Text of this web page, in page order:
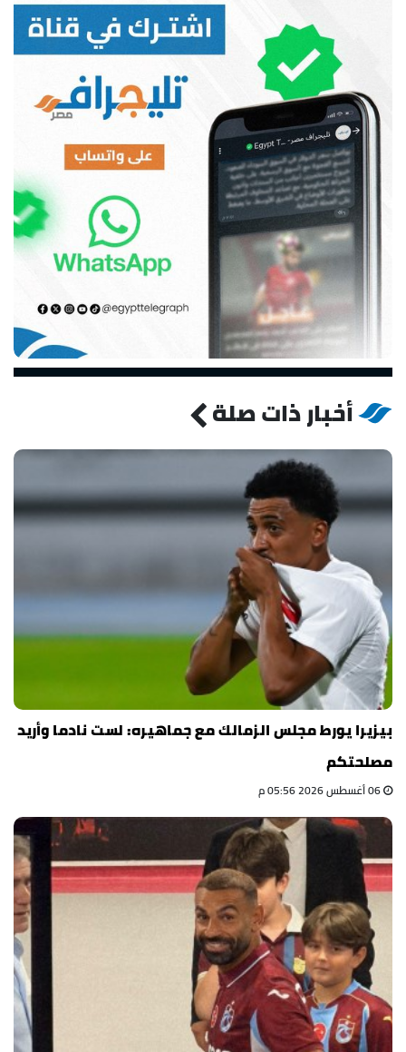
أخبار ذات صلة
بيزيرا يورط مجلس الزمالك مع جماهيره: لست نادما وأريد
مصلحتكم